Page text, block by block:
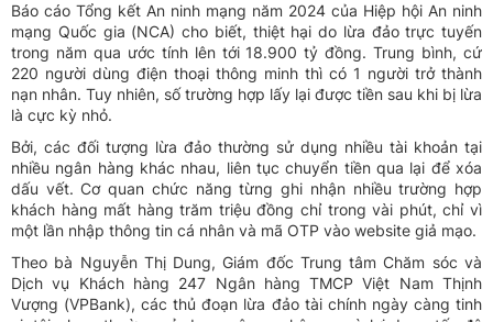
Báo cáo Tổng kết An ninh mạng năm 2024 của Hiệp hội An ninh
mạng Quốc gia (NCA) cho biết, thiệt hại do lừa đảo trực tuyến
trong năm qua ước tính lên tới 18.900 tỷ đồng. Trung bình, cứ
220 người dùng điện thoại thông minh thì có 1 người trở thành
nạn nhân. Tuy nhiên, số trường hợp lấy lại được tiền sau khi bị lừa
là cực kỳ nhỏ.
Bởi, các đối tượng lừa đảo thường sử dụng nhiều tài khoản tại
nhiều ngân hàng khác nhau, liên tục chuyển tiền qua lại để xóa
dấu vết. Cơ quan chức năng từng ghi nhận nhiều trường hợp
khách hàng mất hàng trăm triệu đồng chỉ trong vài phút, chỉ vì
một lần nhập thông tin cá nhân và mã OTP vào website giả mạo.
Theo bà Nguyễn Thị Dung, Giám đốc Trung tâm Chăm sóc và
Dịch vụ Khách hàng 247 Ngân hàng TMCP Việt Nam Thịnh
Vượng (VPBank), các thủ đoạn lừa đảo tài chính ngày càng tinh